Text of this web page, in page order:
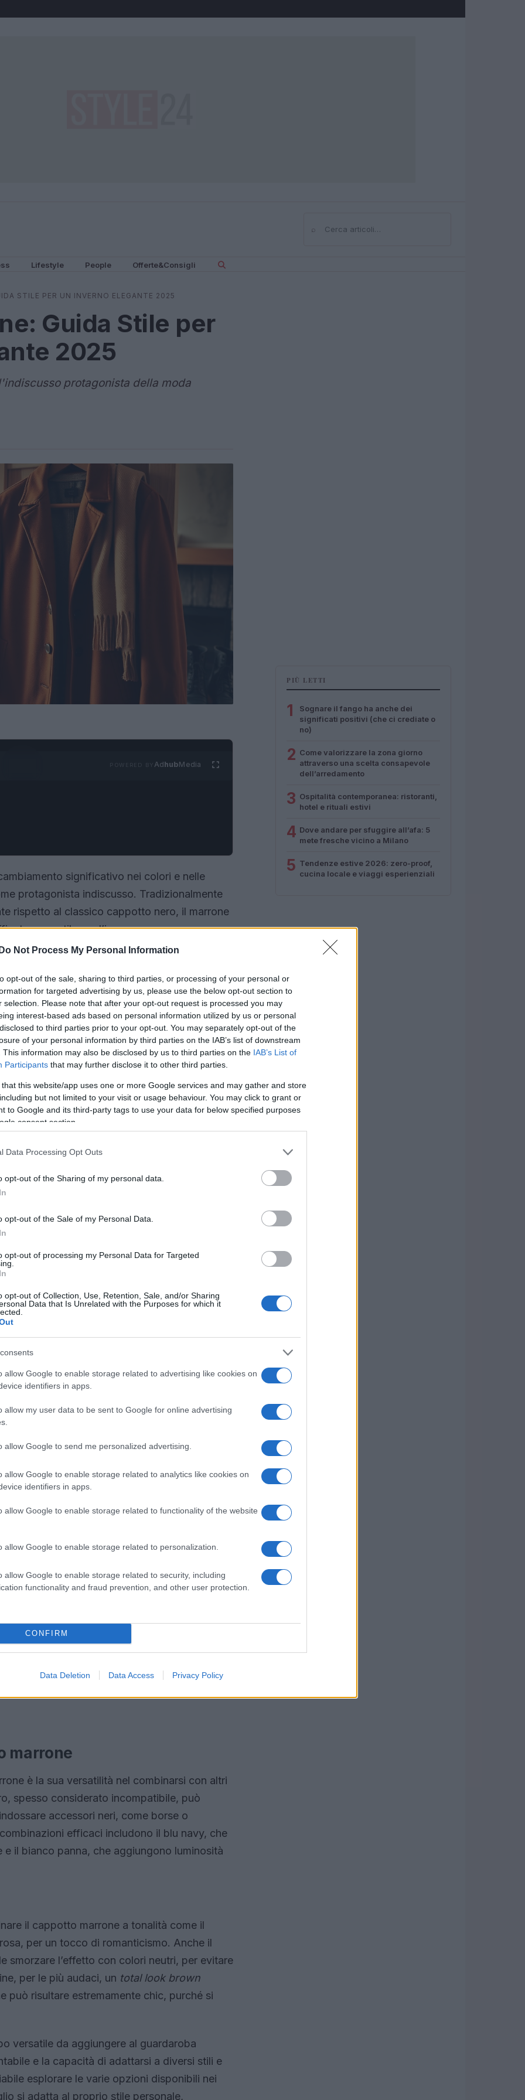
Do Not Process My Personal Information
opt-out of the sale, sharing to third parties, or processing of your personal or
for targeted advertising by us, please use the below opt-out section to
selection. Please note that after your opt-out request is processed you may
interest-based ads based on personal information utilized by us or personal
to third parties prior to your opt-out. You may separately opt-out of the
of your personal information by third parties on the IAB’s list of downstream
This information may also be disclosed by us to third parties on the IAB’s List of
Participants that may further disclose it to other third parties.
that this website/app uses one or more Google services and may gather and store
but not limited to your visit or usage behaviour. You may click to grant or
to Google and its third-party tags to use your data for below specified purposes
consent section.
Data Processing Opt Outs
opt-out of the Sharing of my personal data.
opt-out of the Sale of my Personal Data.
opt-out of processing my Personal Data for Targeted
opt-out of Collection, Use, Retention, Sale, and/or Sharing
Data that Is Unrelated with the Purposes for which it
allow Google to enable storage related to advertising like cookies on
identifiers in apps.
allow my user data to be sent to Google for online advertising
allow Google to send me personalized advertising.
allow Google to enable storage related to analytics like cookies on
identifiers in apps.
allow Google to enable storage related to functionality of the website
allow Google to enable storage related to personalization.
allow Google to enable storage related to security, including
functionality and fraud prevention, and other user protection.
CONFIRM
Data Deletion Data Access Privacy Policy
⌕Cerca
Lifestyle People Offerte&Consigli
STILE PER UN INVERNO ELEGANTE 2025
Guida Stile per
2025
protagonista della moda
AdhubMedia
significativo nei colori e nelle
protagonista indiscusso. Tradizionalmente
rispetto al classico cappotto nero, il marrone
e stile per l’inverno.
le passerelle e i social media per
un elemento imprescindibile del
influencer lo indossano in diverse varianti,
I cappotti marroni si presentano in una
marrone scuro
ad esempio, sono ideali per affrontare le
senza rinunciare allo stile.
sono particolarmente in voga. Sia che
è fondamentale che il cappotto
rappresentano un grande classico,
Inoltre, stanno guadagnando popolarità anche
protezione extra contro il freddo, eliminando
marrone
è la sua versatilità nel combinarsi con altri
spesso considerato incompatibile, può
accessori neri, come borse o
efficaci includono il blu navy, che
il bianco panna, che aggiungono luminosità
il cappotto marrone a tonalità come il
per un tocco di romanticismo. Anche il
smorzare l’effetto con colori neutri, per evitare
per le più audaci, un total look brown
può risultare estremamente chic, purché si
versatile da aggiungere al guardaroba
e la capacità di adattarsi a diversi stili e
esplorare le varie opzioni disponibili nei
si adatta al proprio stile personale,
PIÙ LETTI
1
Sognare il fango ha anche dei
significati positivi (che ci crediate o
no)
2 Come valorizzare la zona giorno
attraverso una scelta consapevole
dell’arredamento
3 Ospitalità contemporanea: ristoranti,
hotel e rituali estivi
4 Dove andare per sfuggire all’afa: 5
mete fresche vicino a Milano
5 Tendenze estive 2026: zero-proof,
cucina locale e viaggi esperienziali